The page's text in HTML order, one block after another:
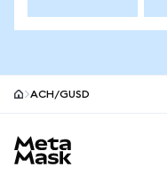
ACH/GUSD